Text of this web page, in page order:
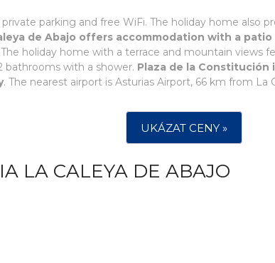
parking and free WiFi. The holiday home also
de Abajo offers accommodation with a
holiday home with a terrace and mountain views
bathrooms with a shower. Plaza de la
. The nearest airport is Asturias Airport, 66 km from La
UKÁZAT CENY »
LA CALEYA DE ABAJO